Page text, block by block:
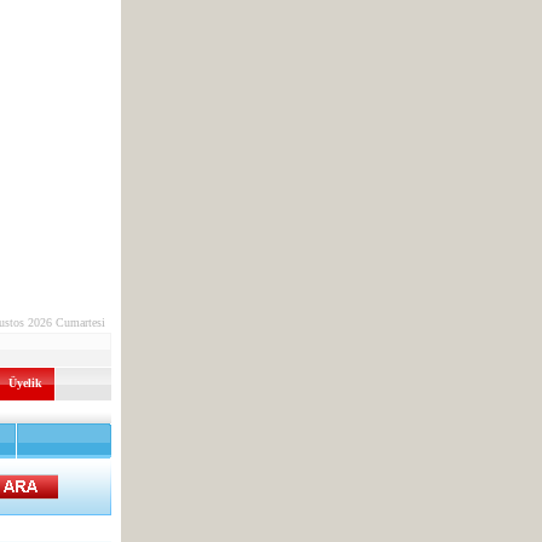
2026 Cumartesi
Üyelik